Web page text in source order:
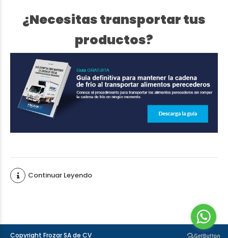
¿Necesitas transportar tus
productos?
Continuar Leyendo
Copyright Frozar SA de CV